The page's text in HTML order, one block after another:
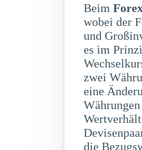
Beim
wobei der
und
es im
zwei
eine
die